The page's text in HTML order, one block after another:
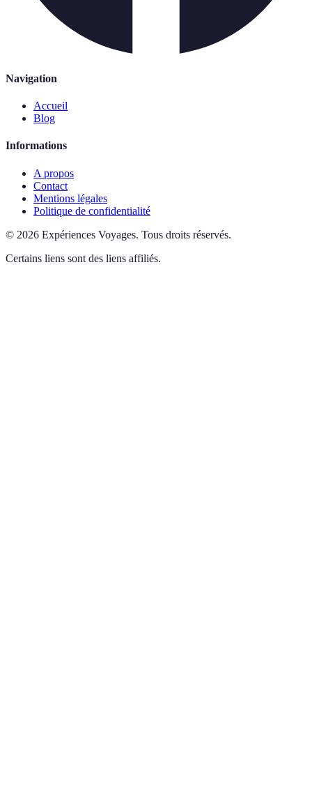
Navigation
Accueil
Blog
Informations
A propos
Contact
Mentions légales
Politique de confidentialité
© 2026 Expériences Voyages. Tous droits réservés.
Certains liens sont des liens affiliés.